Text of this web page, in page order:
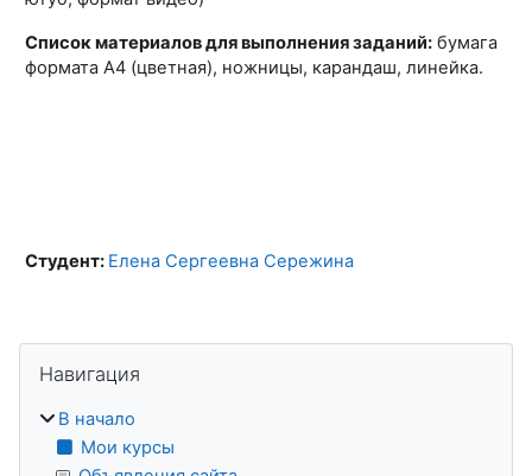
Список материалов для выполнения заданий: бумага
формата А4 (цветная), ножницы, карандаш, линейка.
Студент: Елена Сергеевна Сережина
Блоки
Навигация
В начало
Мои курсы